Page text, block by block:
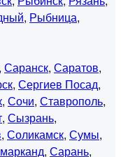
, Рыбница,
, Саранск, Саратов,
, Сергиев Посад,
, Сочи, Ставрополь,
, Сызрань,
, Соликамск, Сумы,
, Сарань,